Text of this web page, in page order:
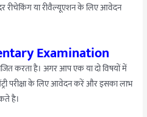
रीचेकिंग या रीवैल्यूएशन के लिए आवेदन
Examination
करता है। अगर आप एक या दो विषयों में
परीक्षा के लिए आवेदन करें और इसका लाभ
है।